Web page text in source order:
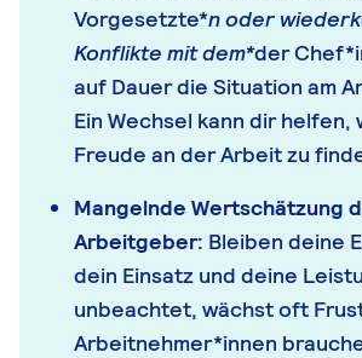
Vorgesetzte*n oder
Konflikte mit dem*der
auf Dauer die Situation am
Ein Wechsel kann dir helfen,
Freude an der Arbeit zu
Mangelnde Wertschätzung
Arbeitgeber: Bleiben deine
dein Einsatz und deine
unbeachtet, wächst oft
Arbeitnehmer*innen